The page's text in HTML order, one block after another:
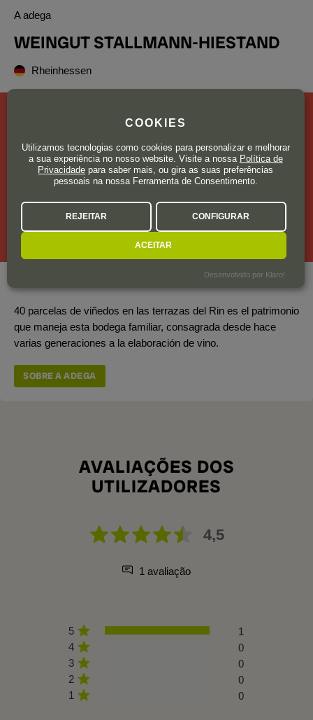
A adega
WEINGUT STALLMANN-HIESTAND
Rheinhessen
40 parcelas de viñedos en las terrazas del Rin es el patrimonio
que maneja esta bodega familiar, consagrada desde hace
varias generaciones a la elaboración de vino.
SOBRE A ADEGA
AVALIAÇÕES DOS
UTILIZADORES
4,5
1 avaliação
5
1
4
0
3
0
2
0
1
0
COOKIES
Utilizamos tecnologias como cookies para personalizar e melhorar
a sua experiência no nosso website. Visite a nossa Política de
Privacidade para saber mais, ou gira as suas preferências
pessoais na nossa Ferramenta de Consentimento.
REJEITAR CONFIGURAR
ACEITAR
Desenvolvido por Klaro!